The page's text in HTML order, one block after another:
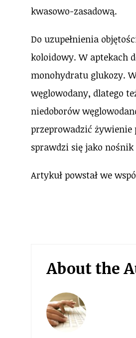
kwasowo-zasadową.
Do uzupełnienia
koloidowy. W aptekach
monohydratu glukozy.
węglowodany, dlatego
niedoborów
przeprowadzić żywienie
sprawdzi się jako
Artykuł powstał we
About the